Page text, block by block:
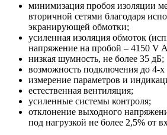
минимизация пробоя изоляции
вторичной сетями благодаря
экранирующей обмотки;
усиленная изоляция обмоток
напряжение на пробой – 4150 V
низкая шумность, не более 35 дБ;
возможность подключения до 4-
измерение параметров и
естественная вентиляция;
усиленные системы контроля;
отклонение выходного
под нагрузкой не более 2,5% от